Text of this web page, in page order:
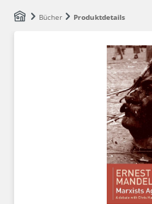
Zum Hauptinhalt springen
Bücher Produktdetails